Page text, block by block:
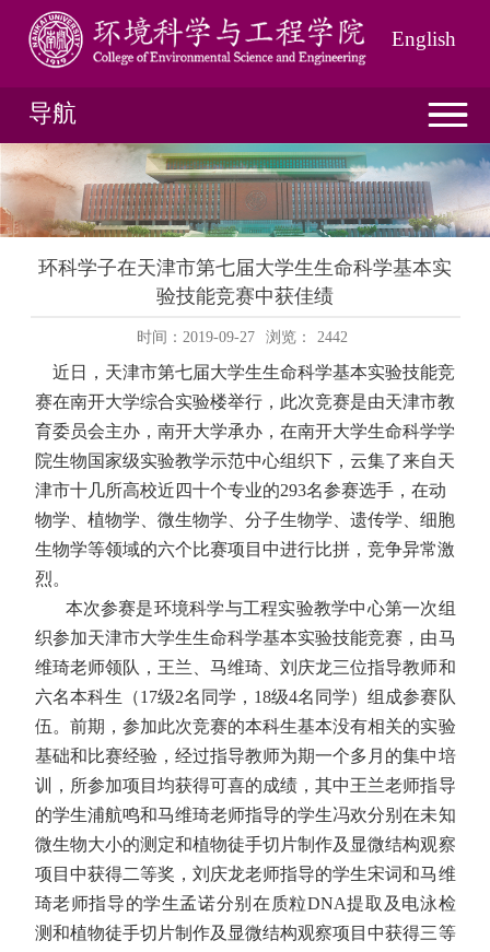
English
导航
环科学子在天津市第七届大学生生命科学基本实
验技能竞赛中获佳绩
时间：2019-09-27 浏览： 2442
近日，天津市第七届大学生生命科学基本实验技能竞
赛在南开大学综合实验楼举行，此次竞赛是由天津市教
育委员会主办，南开大学承办，在南开大学生命科学学
院生物国家级实验教学示范中心组织下，云集了来自天
津市十几所高校近四十个专业的293名参赛选手，在动
物学、植物学、微生物学、分子生物学、遗传学、细胞
生物学等领域的六个比赛项目中进行比拼，竞争异常激
烈。
本次参赛是环境科学与工程实验教学中心第一次组
织参加天津市大学生生命科学基本实验技能竞赛，由马
维琦老师领队，王兰、马维琦、刘庆龙三位指导教师和
六名本科生（17级2名同学， 18级4名同学）组成参赛队
伍。前期，参加此次竞赛的本科生基本没有相关的实验
基础和比赛经验，经过指导教师为期一个多月的集中培
训，所参加项目均获得可喜的成绩，其中王兰老师指导
的学生浦航鸣和马维琦老师指导的学生冯欢分别在未知
微生物大小的测定和植物徒手切片制作及显微结构观察
项目中获得二等奖，刘庆龙老师指导的学生宋词和马维
琦老师指导的学生孟诺分别在质粒DNA提取及电泳检
测和植物徒手切片制作及显微结构观察项目中获得三等